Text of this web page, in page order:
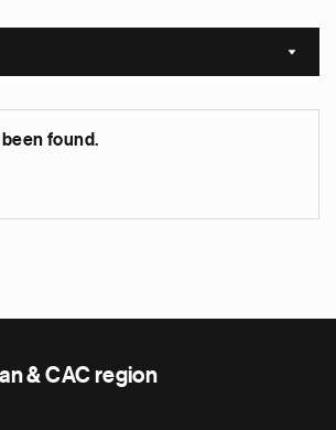
Sort
found.
& CAC region